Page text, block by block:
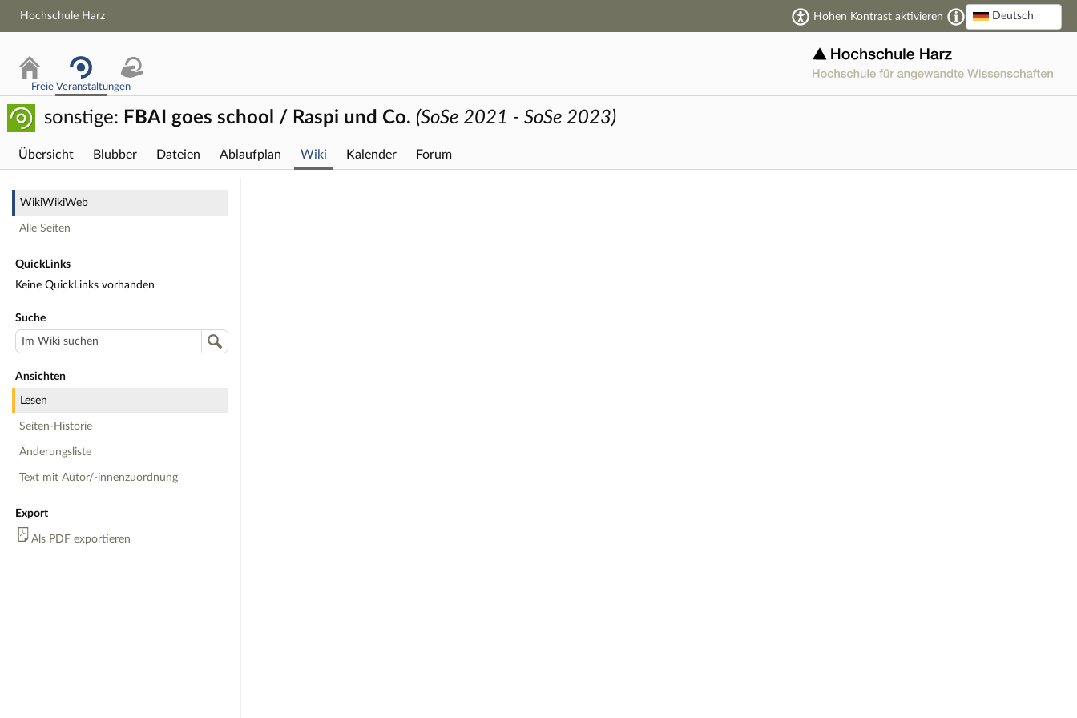
Hauptnavigation
Fußzeile
Hochschule Harz Hohen Kontrast aktivieren Deutsch
Freie Veranstaltungen
sonstige: FBAI goes school / Raspi und Co. (SoSe 2021 - SoSe 2023)
Übersicht Blubber Dateien Ablaufplan Wiki Kalender Forum
WikiWikiWeb
Alle Seiten
QuickLinks
Keine QuickLinks vorhanden
Suche
Im Wiki suchen
Ansichten
Lesen
Seiten-Historie
Änderungsliste
Text mit Autor/-innenzuordnung
Export
Als PDF exportieren